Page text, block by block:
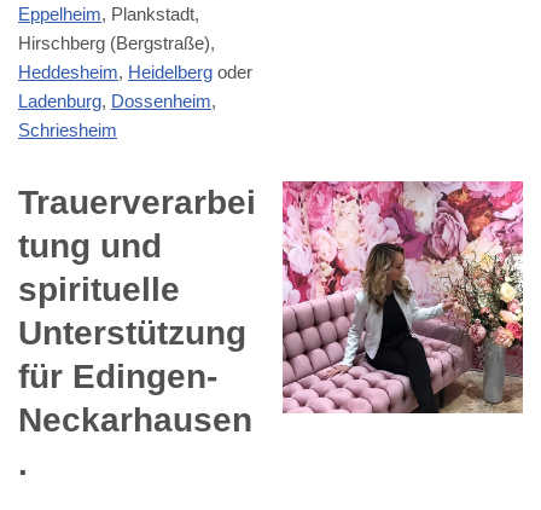
Eppelheim, Plankstadt,
Hirschberg (Bergstraße),
Heddesheim, Heidelberg oder
Ladenburg, Dossenheim,
Schriesheim
Trauerverarbei
tung und
spirituelle
Unterstützung
für Edingen-
Neckarhausen
.